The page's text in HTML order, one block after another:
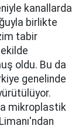
kanallarda
birlikte
tabir
oldu. Bu da
genelinde
mikroplastik